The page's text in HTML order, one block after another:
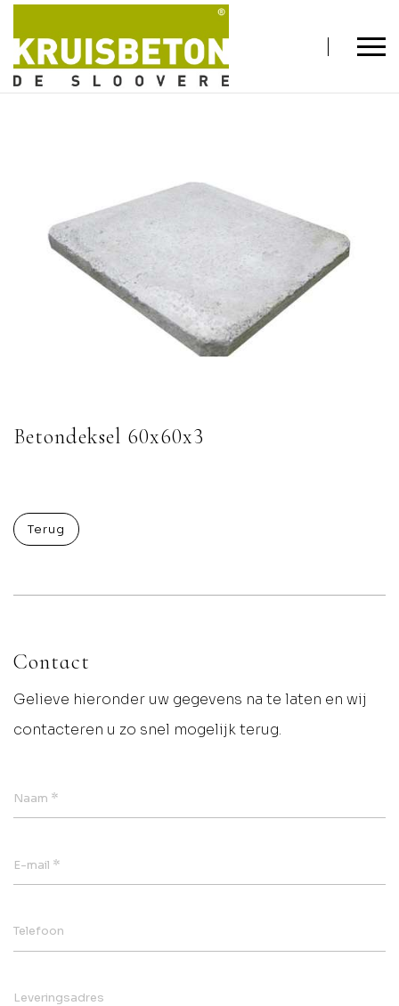
Betondeksel 60x60x3
Terug
Contact
Gelieve hieronder uw gegevens na te laten en wij
contacteren u zo snel mogelijk terug.
Naam *
E-mail *
Telefoon
Leveringsadres